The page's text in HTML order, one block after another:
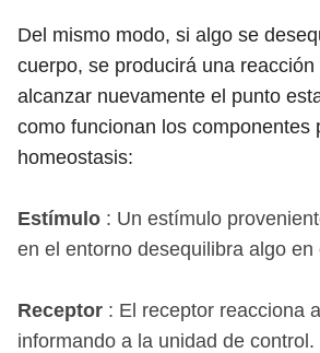
Del mismo modo, si algo se
cuerpo, se producirá una
alcanzar nuevamente el punto
como funcionan los componentes
homeostasis:
Estímulo : Un estímulo
en el entorno desequilibra algo en
Receptor : El receptor reacciona
informando a la unidad de control.